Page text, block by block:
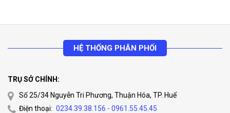
HỆ THỐNG PHÂN PHỐI
TRỤ SỞ CHÍNH:
Số 25/34 Nguyễn Tri Phương, Thuận Hóa, TP. Huế
Điện thoại: 0234.39.38.156 - 0961.55.45.45